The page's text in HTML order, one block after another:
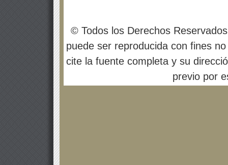
© Todos los Derechos
puede ser reproducida con fines
cite la fuente completa y su
previo por